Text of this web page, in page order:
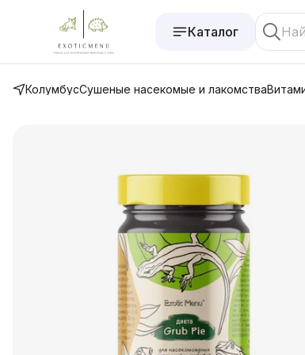
Каталог
КолумбусСушеные насекомые и лакомства